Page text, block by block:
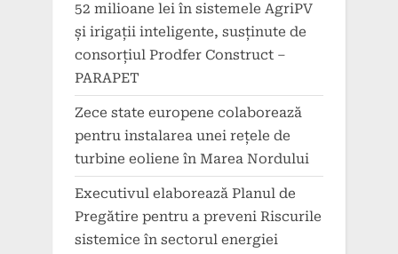
52 milioane lei în sistemele AgriPV
și irigații inteligente, susținute de
consorțiul Prodfer Construct –
PARAPET
Zece state europene colaborează
pentru instalarea unei rețele de
turbine eoliene în Marea Nordului
Executivul elaborează Planul de
Pregătire pentru a preveni Riscurile
sistemice în sectorul energiei